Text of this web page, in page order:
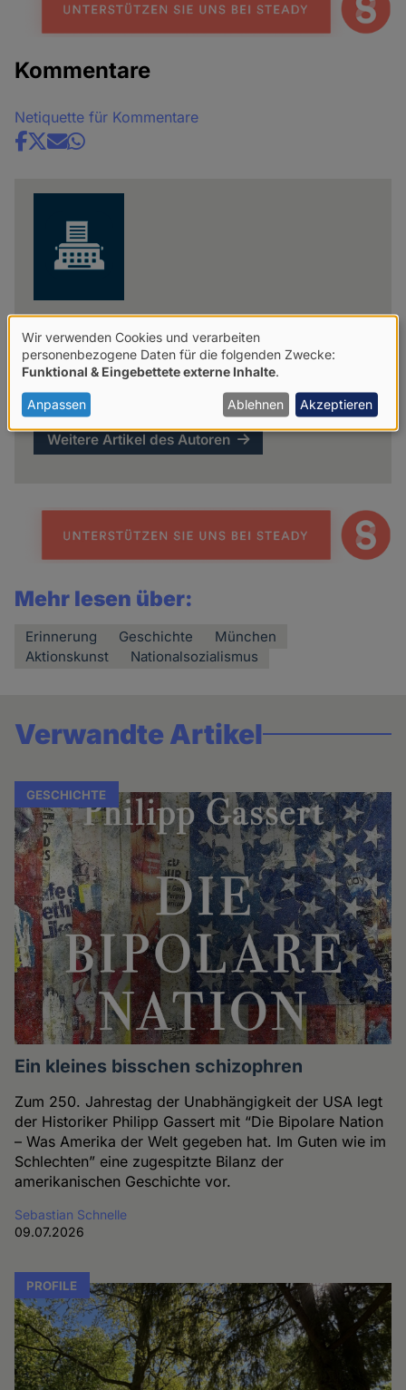
Kommentare
Netiquette für Kommentare
Share
Red.
Mit "Red." sind Artikel gekennzeichnet, die
redaktionell bearbeitete Pressemitteilungen
beinhalten.
Weitere Artikel des Autoren
Mehr lesen über:
Erinnerung Geschichte
München
Aktionskunst
Nationalsozialismus
Verwandte Artikel
GESCHICHTE
Ein kleines bisschen schizophren
Zum 250. Jahrestag der Unabhängigkeit der USA legt
der Historiker Philipp Gassert mit “Die Bipolare Nation
– Was Amerika der Welt gegeben hat. Im Guten wie im
Schlechten” eine zugespitzte Bilanz der
amerikanischen Geschichte vor.
Sebastian Schnelle
09.07.2026
PROFILE
Verwendung
von
personenbezogenen
Daten
und
Wir verwenden Cookies und verarbeiten
personenbezogene Daten für die folgenden Zwecke:
Funktional & Eingebettete externe Inhalte
Anpassen Ablehnen Akzeptieren